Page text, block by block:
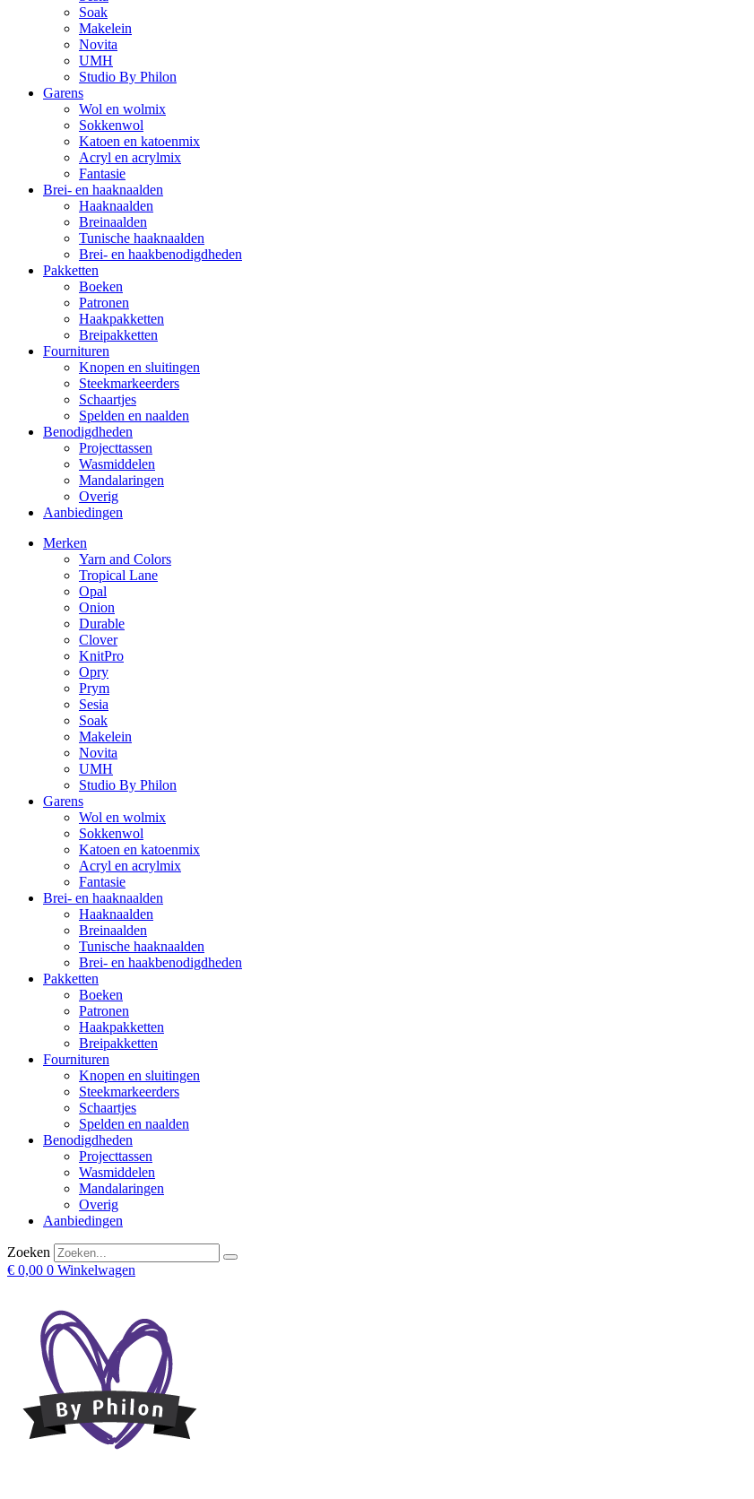
Soak
Makelein
Novita
UMH
Studio By Philon
Garens
Wol en wolmix
Sokkenwol
Katoen en katoenmix
Acryl en acrylmix
Fantasie
Brei- en haaknaalden
Haaknaalden
Breinaalden
Tunische haaknaalden
Brei- en haakbenodigdheden
Pakketten
Boeken
Patronen
Haakpakketten
Breipakketten
Fournituren
Knopen en sluitingen
Steekmarkeerders
Schaartjes
Spelden en naalden
Benodigdheden
Projecttassen
Wasmiddelen
Mandalaringen
Overig
Aanbiedingen
Merken
Yarn and Colors
Tropical Lane
Opal
Onion
Durable
Clover
KnitPro
Opry
Prym
Sesia
Soak
Makelein
Novita
UMH
Studio By Philon
Garens
Wol en wolmix
Sokkenwol
Katoen en katoenmix
Acryl en acrylmix
Fantasie
Brei- en haaknaalden
Haaknaalden
Breinaalden
Tunische haaknaalden
Brei- en haakbenodigdheden
Pakketten
Boeken
Patronen
Haakpakketten
Breipakketten
Fournituren
Knopen en sluitingen
Steekmarkeerders
Schaartjes
Spelden en naalden
Benodigdheden
Projecttassen
Wasmiddelen
Mandalaringen
Overig
Aanbiedingen
Zoeken
€ 0,00 0 Winkelwagen